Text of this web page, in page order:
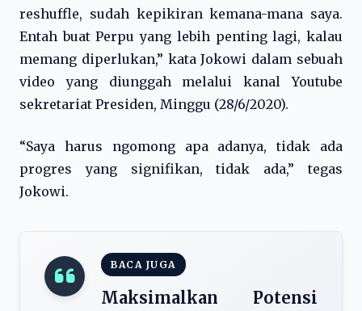
reshuffle, sudah kepikiran kemana-mana saya.
Entah buat Perpu yang lebih penting lagi, kalau
memang diperlukan,” kata Jokowi dalam sebuah
video yang diunggah melalui kanal Youtube
sekretariat Presiden, Minggu (28/6/2020).
“Saya harus ngomong apa adanya, tidak ada
progres yang signifikan, tidak ada,” tegas
Jokowi.
BACA JUGA
Maksimalkan Potensi